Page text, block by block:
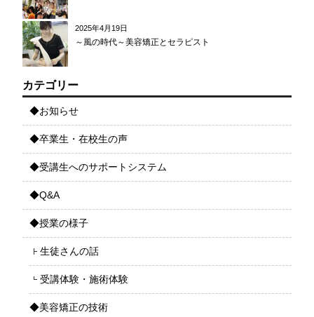
2025年4月19日
～風の時代～美容矯正とセラピスト
カテゴリー
◆お知らせ
◆卒業生・在校生の声
◆受講生へのサポートシステム
◆Q&A
◆授業の様子
生徒さんの話
受講体験・施術体験
◆美容矯正の技術